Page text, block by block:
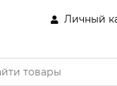
Личный